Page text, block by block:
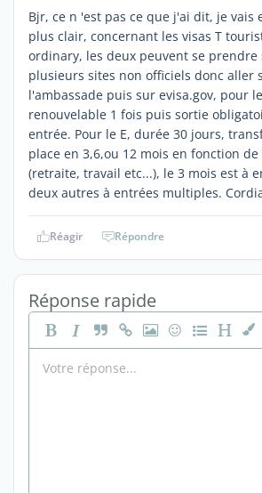
Bjr, ce n 'est pas ce que j'ai dit, je vais
plus clair, concernant les visas T
ordinary, les deux peuvent se
plusieurs sites non officiels donc aller
l'ambassade puis sur evisa.gov, pour
renouvelable 1 fois puis sortie
entrée. Pour le E, durée 30 jours,
place en 3,6,ou 12 mois en fonction
(retraite, travail etc...), le 3 mois est à
deux autres à entrées multiples.
Réagir Répondre
Réponse rapide